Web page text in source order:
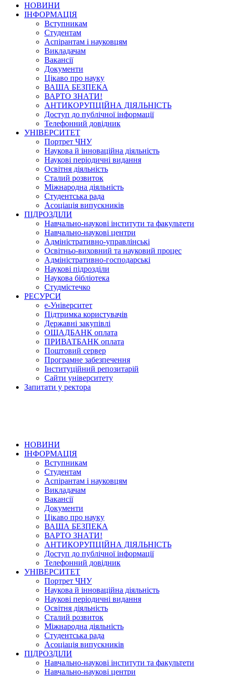
НОВИНИ
ІНФОРМАЦІЯ
Вступникам
Студентам
Аспірантам і науковцям
Викладачам
Вакансії
Документи
Цікаво про науку
ВАША БЕЗПЕКА
ВАРТО ЗНАТИ!
АНТИКОРУПЦІЙНА ДІЯЛЬНІСТЬ
Доступ до публічної інформації
Телефонний довідник
УНІВЕРСИТЕТ
Портрет ЧНУ
Наукова й інноваційна діяльність
Наукові періодичні видання
Освітня діяльність
Сталий розвиток
Міжнародна діяльність
Студентська рада
Асоціація випускників
ПІДРОЗДІЛИ
Навчально-наукові інститути та факультети
Навчально-наукові центри
Адміністративно-управлінські
Освітньо-виховний та науковий процес
Адміністративно-господарські
Наукові підрозділи
Наукова бібліотека
Студмістечко
РЕСУРСИ
е-Університет
Підтримка користувачів
Державні закупівлі
ОЩАДБАНК оплата
ПРИВАТБАНК оплата
Поштовий сервер
Програмне забезпечення
Інституційний репозитарій
Сайти університету
Запитати у ректора
НОВИНИ
ІНФОРМАЦІЯ
Вступникам
Студентам
Аспірантам і науковцям
Викладачам
Вакансії
Документи
Цікаво про науку
ВАША БЕЗПЕКА
ВАРТО ЗНАТИ!
АНТИКОРУПЦІЙНА ДІЯЛЬНІСТЬ
Доступ до публічної інформації
Телефонний довідник
УНІВЕРСИТЕТ
Портрет ЧНУ
Наукова й інноваційна діяльність
Наукові періодичні видання
Освітня діяльність
Сталий розвиток
Міжнародна діяльність
Студентська рада
Асоціація випускників
ПІДРОЗДІЛИ
Навчально-наукові інститути та факультети
Навчально-наукові центри